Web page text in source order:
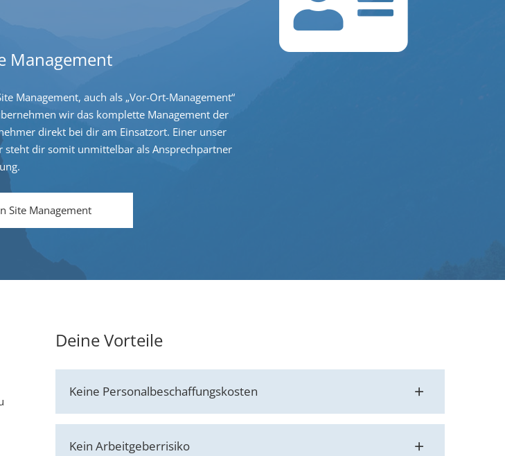
Management
Management, auch als „Vor-Ort-Management“
wir das komplette Management der
direkt bei dir am Einsatzort. Einer unser
steht dir somit unmittelbar als Ansprechpartner
Site Management
Deine Vorteile
Keine Personalbeschaffungskosten
Kein Arbeitgeberrisiko